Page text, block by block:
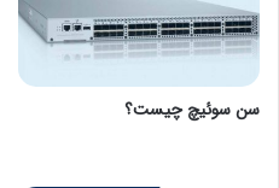
سن سوئیچ چیست؟